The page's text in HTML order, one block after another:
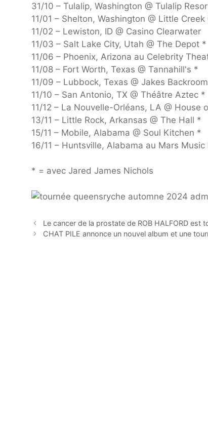
31/10 – Tulalip, Washington @ Tulalip
11/01 – Shelton, Washington @ Little Creek
11/02 – Lewiston, ID @ Casino Clearwater
11/03 – Salt Lake City, Utah @ The Depot *
11/06 – Phoenix, Arizona au Celebrity
11/08 – Fort Worth, Texas @ Tannahill's *
11/09 – Lubbock, Texas @ Jakes
11/10 – San Antonio, TX @ Théâtre Aztec *
11/12 – La Nouvelle-Orléans, LA @ House
13/11 – Little Rock, Arkansas @ The Hall *
15/11 – Mobile, Alabama @ Soul Kitchen *
16/11 – Huntsville, Alabama au Mars Music
* = avec Jared James Nichols
Le cancer de la prostate de ROB HALFORD est
CHAT PILE annonce un nouvel album et une